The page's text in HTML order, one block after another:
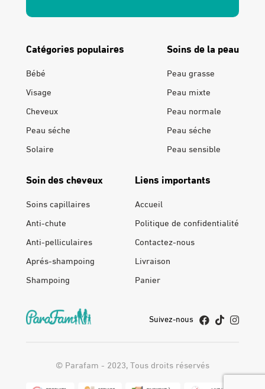
Catégories populaires
Bébé
Visage
Cheveux
Peau séche
Solaire
Soins de la peau
Peau grasse
Peau mixte
Peau normale
Peau séche
Peau sensible
Soin des cheveux
Soins capillaires
Anti-chute
Anti-pelliculaires
Aprés-shampoing
Shampoing
Liens importants
Accueil
Politique de confidentialité
Contactez-nous
Livraison
Panier
Suivez-nous
© Parafam - 2023, Tous droits réservés